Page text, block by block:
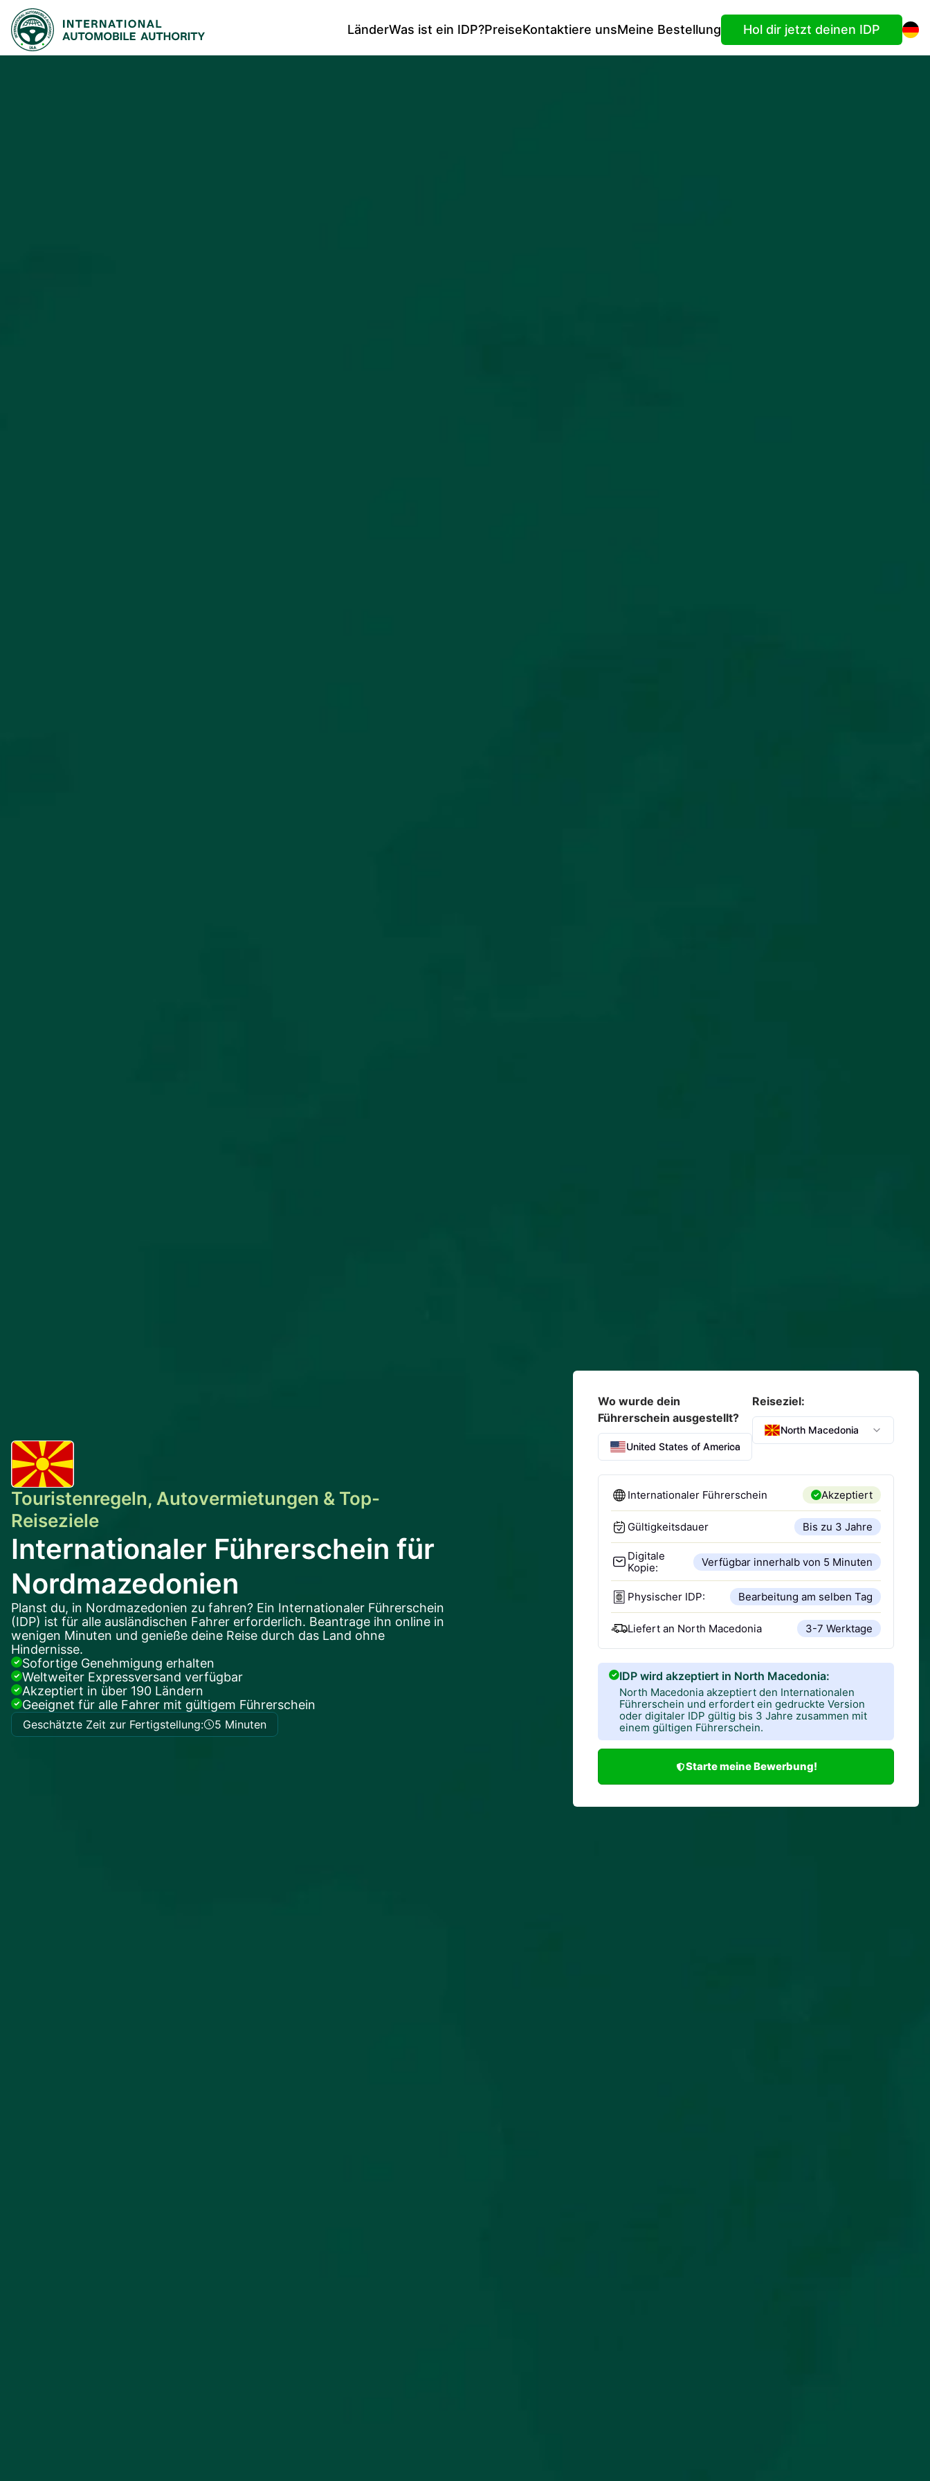
LänderWas ist ein IDP?PreiseKontaktiere unsMeine Bestellung Hol dir jetzt deinen IDP
Touristenregeln, Autovermietungen & Top-
Reiseziele
Internationaler Führerschein für
Nordmazedonien
Planst du, in Nordmazedonien zu fahren? Ein Internationaler Führerschein
(IDP) ist für alle ausländischen Fahrer erforderlich. Beantrage ihn online in
wenigen Minuten und genieße deine Reise durch das Land ohne
Hindernisse.
Sofortige Genehmigung erhalten
Weltweiter Expressversand verfügbar
Akzeptiert in über 190 Ländern
Geeignet für alle Fahrer mit gültigem Führerschein
Geschätzte Zeit zur Fertigstellung: 5 Minuten
Wo wurde dein
Führerschein ausgestellt?
United States of America
Reiseziel:
North Macedonia
Internationaler Führerschein Akzeptiert
Gültigkeitsdauer Bis zu 3 Jahre
Digitale
Kopie:
Verfügbar innerhalb von 5 Minuten
Physischer IDP: Bearbeitung am selben Tag
Liefert an North Macedonia 3-7 Werktage
IDP wird akzeptiert in North Macedonia:
North Macedonia akzeptiert den Internationalen
Führerschein und erfordert ein gedruckte Version
oder digitaler IDP gültig bis 3 Jahre zusammen mit
einem gültigen Führerschein.
Starte meine Bewerbung!